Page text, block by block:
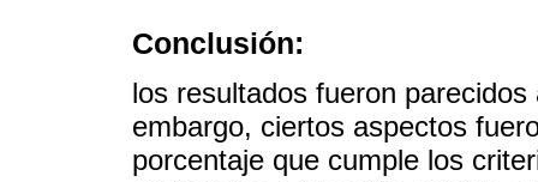
Conclusión:
los resultados fueron
embargo, ciertos aspectos
porcentaje que cumple los